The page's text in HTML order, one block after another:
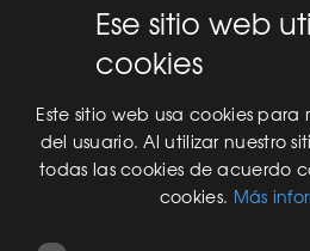
EMPEZANDO
Nuevo en GLI
Nuevo Software
Una Nueva Máquina
Modificaciones al Software
Modificaciones al Hardware
Ese sitio web
cookies
Este sitio web usa cookies
del usuario. Al utilizar nuestro
todas las cookies de acuerdo
cookies. Más